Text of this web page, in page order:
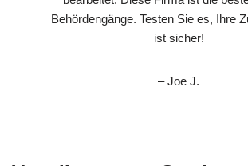
Behördengänge. Testen Sie es, Ihre
ist sicher!
– Joe J.